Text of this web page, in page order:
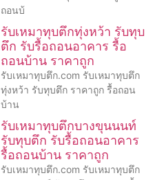
ถอนบ้
รับเหมาทุบตึกทุ่งหว้า รับทุบ
ตึก รับรื้อถอนอาคาร รื้อ
ถอนบ้าน ราคาถูก
รับเหมาทุบตึก.com รับเหมาทุบตึก
ทุ่งหว้า รับทุบตึก ราคาถูก รื้อถอน
บ้าน
รับเหมาทุบตึกบางขุนนนท์
รับทุบตึก รับรื้อถอนอาคาร
รื้อถอนบ้าน ราคาถูก
รับเหมาทุบตึก.com รับเหมาทุบตึก